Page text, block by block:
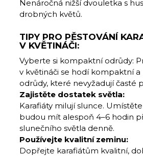
Nenáročná nižší dvouletka s
drobných květů.
TIPY PRO PĚSTOVÁNÍ
V KVĚTINÁČI:
Vyberte si kompaktní odrůdy:
v květináči se hodí kompaktní
odrůdy, které nevyžadují časté
Zajistěte dostatek světla:
Karafiáty milují slunce.
budou mít alespoň 4–6 hodin
slunečního světla denně.
Používejte kvalitní zeminu:
Dopřejte karafiátům kvalitní,